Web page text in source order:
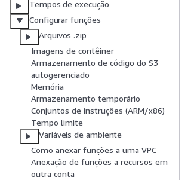
Tempos de execução
Configurar funções
Arquivos .zip
Imagens de contêiner
Armazenamento de código do S3
autogerenciado
Memória
Armazenamento temporário
Conjuntos de instruções (ARM/x86)
Tempo limite
Variáveis de ambiente
Como anexar funções a uma VPC
Anexação de funções a recursos em
outra conta